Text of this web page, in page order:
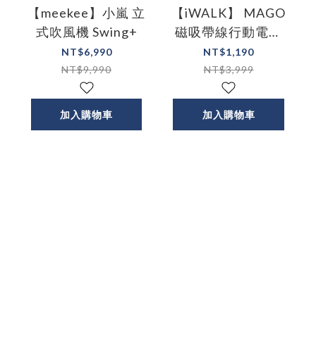
【meekee】小嵐 立
式吹風機 Swing+
NT$6,990
NT$9,990
加入購物車
【iWALK】 MAGO
磁吸帶線行動電源
磁吸行動電源
NT$1,190
NT$3,999
加入購物車